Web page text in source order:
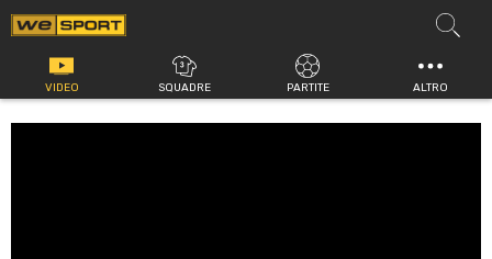
Vai
al
contenuto
VIDEO SQUADRE PARTITE ALTRO